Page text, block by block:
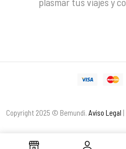
Copyright 2025 © Bemundi. Aviso Legal